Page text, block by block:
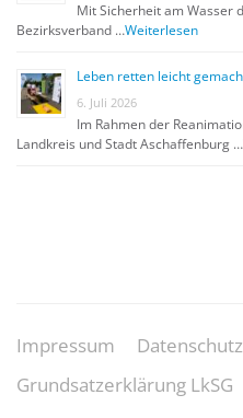
Mit Sicherheit am Wasser
Bezirksverband …Weiterlesen
Leben retten leicht
6. Juli 2026
Im Rahmen der
Landkreis und Stadt Aschaffenburg …
Impressum
Datenschutz
Grundsatzerklärung LkSG